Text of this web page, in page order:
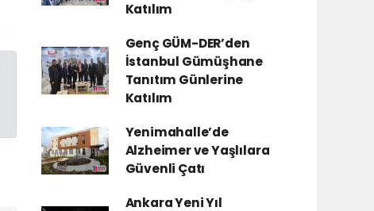
Katılım
Genç GÜM-DER’den
İstanbul Gümüşhane
Tanıtım Günlerine
Katılım
Yenimahalle’de
Alzheimer ve Yaşlılara
Güvenli Çatı
Ankara Yeni Yıl